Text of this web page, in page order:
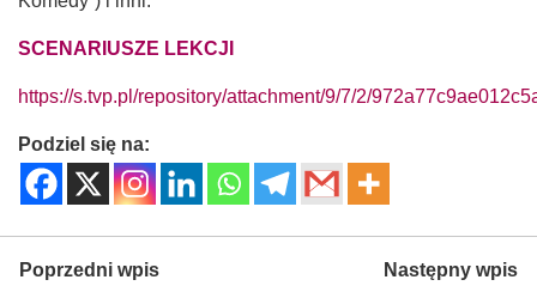
SCENARIUSZE LEKCJI
https://s.tvp.pl/repository/attachment/9/7/2/
Podziel się na:
Poprzedni wpis
Następny wpis